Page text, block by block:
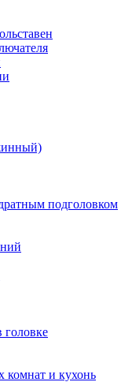
подголовком
головке
комнат и кухонь